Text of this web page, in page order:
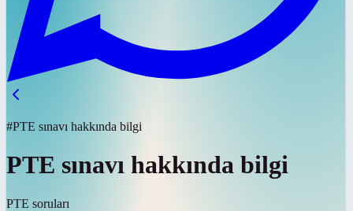
#PTE sınavı hakkında bilgi
PTE sınavı hakkında bilgi
PTE soruları